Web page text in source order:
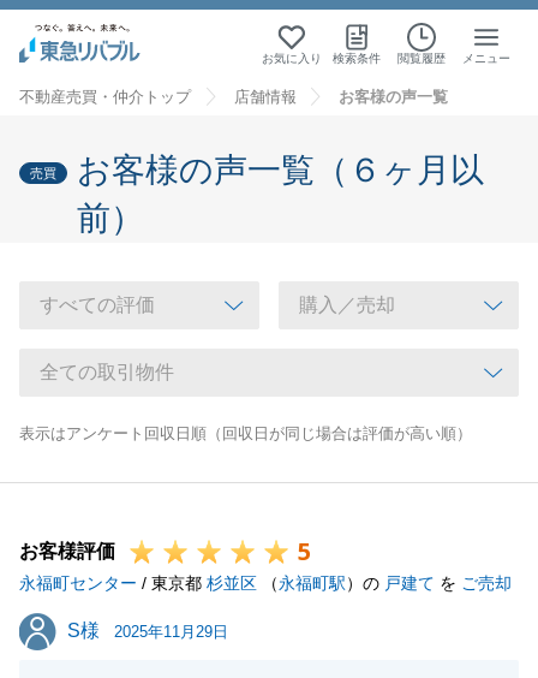
お気に入り 検索条件 閲覧履歴 メニュー
不動産売買・仲介トップ 店舗情報 お客様の声一覧
売買
お客様の声一覧（６ヶ月以
前）
表示はアンケート回収日順（回収日が同じ場合は評価が高い順）
お客様評価 5
永福町センター / 東京都 杉並区 （永福町駅）の 戸建て を ご売却
S様
S様 2025年11月29日